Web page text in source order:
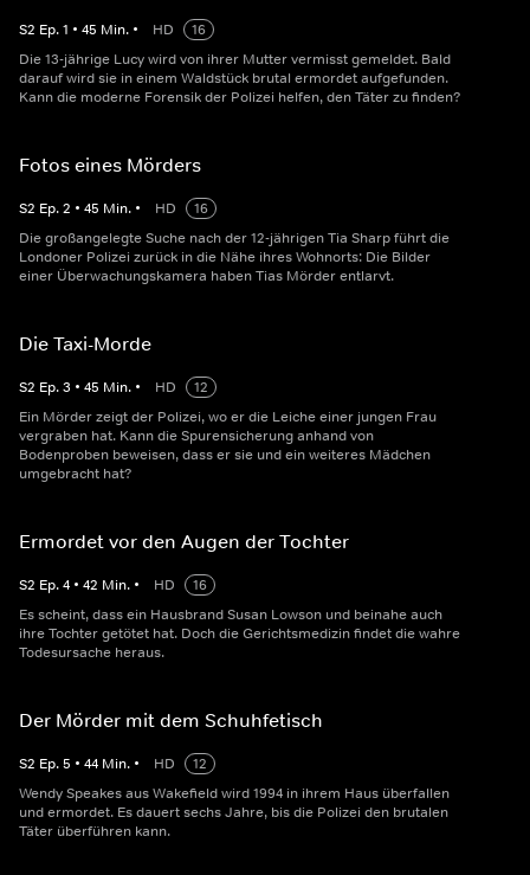
S2 Ep.1 • 45 Min. • HD
16
Die 13-jährige Lucy wird von ihrer Mutter vermisst gemeldet. Bald
darauf wird sie in einem Waldstück brutal ermordet aufgefunden.
Kann die moderne Forensik der Polizei helfen, den Täter zu finden?
Fotos eines Mörders
S2 Ep.2 • 45 Min. • HD
16
Die großangelegte Suche nach der 12-jährigen Tia Sharp führt die
Londoner Polizei zurück in die Nähe ihres Wohnorts: Die Bilder
einer Überwachungskamera haben Tias Mörder entlarvt.
Die Taxi-Morde
S2 Ep.3 • 45 Min. • HD
12
Ein Mörder zeigt der Polizei, wo er die Leiche einer jungen Frau
vergraben hat. Kann die Spurensicherung anhand von
Bodenproben beweisen, dass er sie und ein weiteres Mädchen
umgebracht hat?
Ermordet vor den Augen der Tochter
S2 Ep.4 • 42 Min. • HD
16
Es scheint, dass ein Hausbrand Susan Lowson und beinahe auch
ihre Tochter getötet hat. Doch die Gerichtsmedizin findet die wahre
Todesursache heraus.
Der Mörder mit dem Schuhfetisch
S2 Ep.5 • 44 Min. • HD
12
Wendy Speakes aus Wakefield wird 1994 in ihrem Haus überfallen
und ermordet. Es dauert sechs Jahre, bis die Polizei den brutalen
Täter überführen kann.